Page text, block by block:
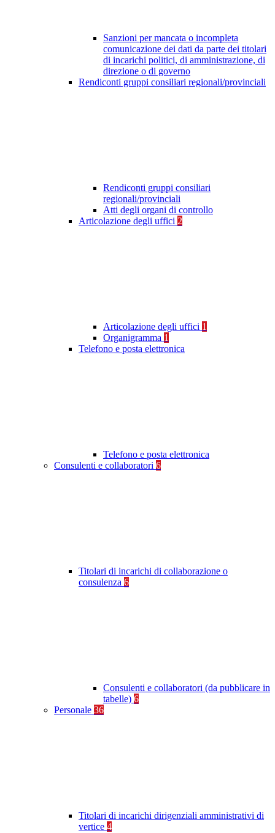
Sanzioni per mancata o incompleta
comunicazione dei dati da parte dei titolari
di incarichi politici, di amministrazione, di
direzione o di governo
Rendiconti gruppi consiliari regionali/provinciali
Rendiconti gruppi consiliari
regionali/provinciali
Atti degli organi di controllo
Articolazione degli uffici 2
Articolazione degli uffici 1
Organigramma 1
Telefono e posta elettronica
Telefono e posta elettronica
Consulenti e collaboratori 6
Titolari di incarichi di collaborazione o
consulenza 6
Consulenti e collaboratori (da pubblicare in
tabelle) 6
Personale 36
Titolari di incarichi dirigenziali amministrativi di
vertice 4